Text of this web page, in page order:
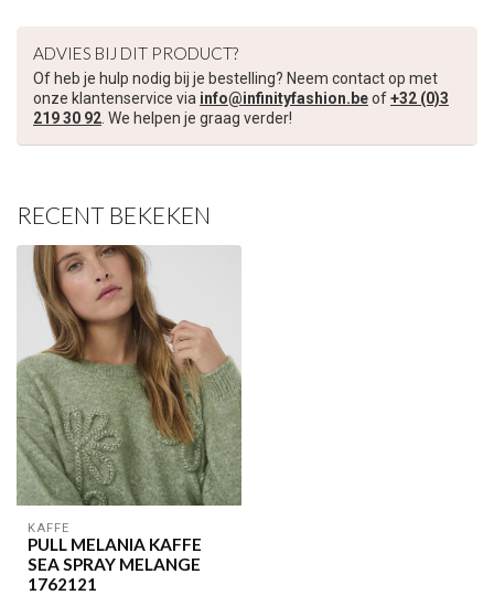
ADVIES BIJ DIT PRODUCT?
Of heb je hulp nodig bij je bestelling? Neem contact op met
onze klantenservice via info@infinityfashion.beof+32 (0)3
219 30 92. We helpen je graag verder!
RECENT BEKEKEN
KAFFE
PULL MELANIA KAFFE
SEA SPRAY MELANGE
1762121